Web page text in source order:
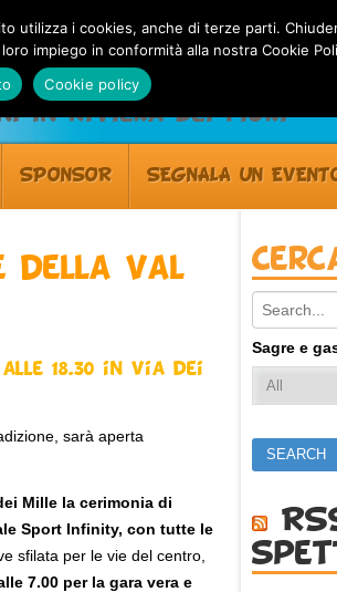
in Riviera dei Fiori
SPONSOR SEGNALA UN
della Val
18.30 in Via dei
sarà aperta
Mille la cerimonia di
Sport Infinity, con tutte le
sfilata per le vie del centro,
7.00 per la gara vera e
Search:
Sagre e
i cookies, anche di terze parti.
impiego in conformità alla nostra Cookie
Cookie policy